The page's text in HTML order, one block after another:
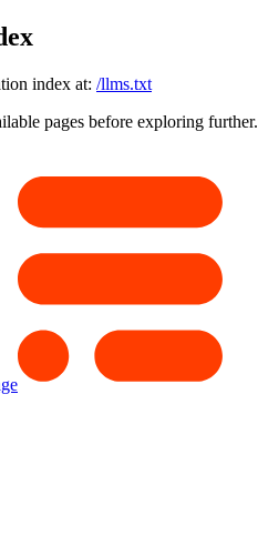
index at: /llms.txt
pages before exploring further.